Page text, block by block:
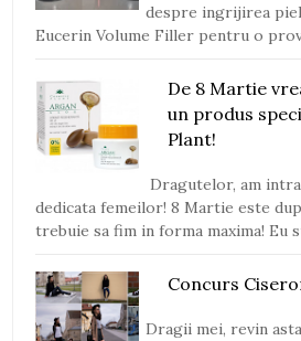
despre ingrijirea
Eucerin Volume Filler pentru o
De 8 Martie
un produs
Plant!
Dragutelor, am
dedicata femeilor! 8 Martie este
trebuie sa fim in forma maxima! Eu
Concurs
Dragii mei, revin